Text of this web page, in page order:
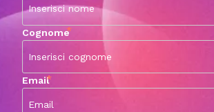
Cognome*
Email*